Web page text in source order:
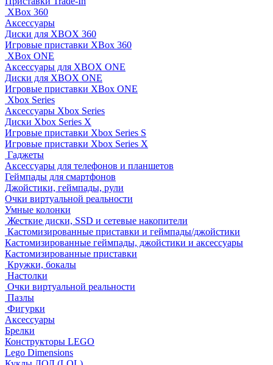
XBox 360
Аксессуары
Диски для XBOX 360
Игровые приставки XBox 360
XBox ONE
Аксессуары для XBOX ONE
Диски для XBOX ONE
Игровые приставки XBox ONE
Xbox Series
Аксессуары Xbox Series
Диски Xbox Series X
Игровые приставки Xbox Series S
Игровые приставки Xbox Series X
Гаджеты
Аксессуары для телефонов и планшетов
Геймпады для смартфонов
Джойстики, геймпады, рули
Очки виртуальной реальности
Умные колонки
Жесткие диски, SSD и сетевые накопители
Кастомизированные приставки и геймпады/джойстики
Кастомизированные геймпады, джойстики и аксессуары
Кастомизированные приставки
Кружки, бокалы
Настолки
Очки виртуальной реальности
Пазлы
Фигурки
Аксессуары
Брелки
Конструкторы LEGO
Lego Dimensions